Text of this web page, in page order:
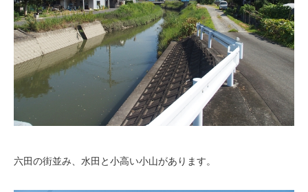
六田の街並み、水田と小高い小山があります。